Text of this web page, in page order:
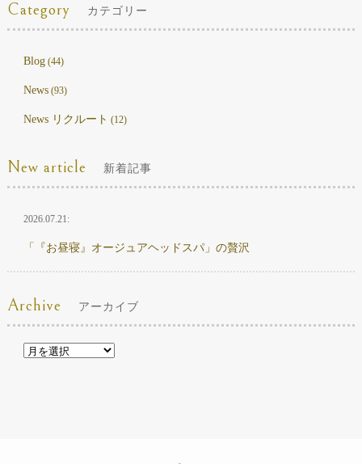
Category カテゴリー
Blog(44)
News(93)
News リクルート (12)
New article 新着記事
2026.07.21:
「『お昼寝』オージュアヘッドスパ」の贅沢
Archive アーカイブ